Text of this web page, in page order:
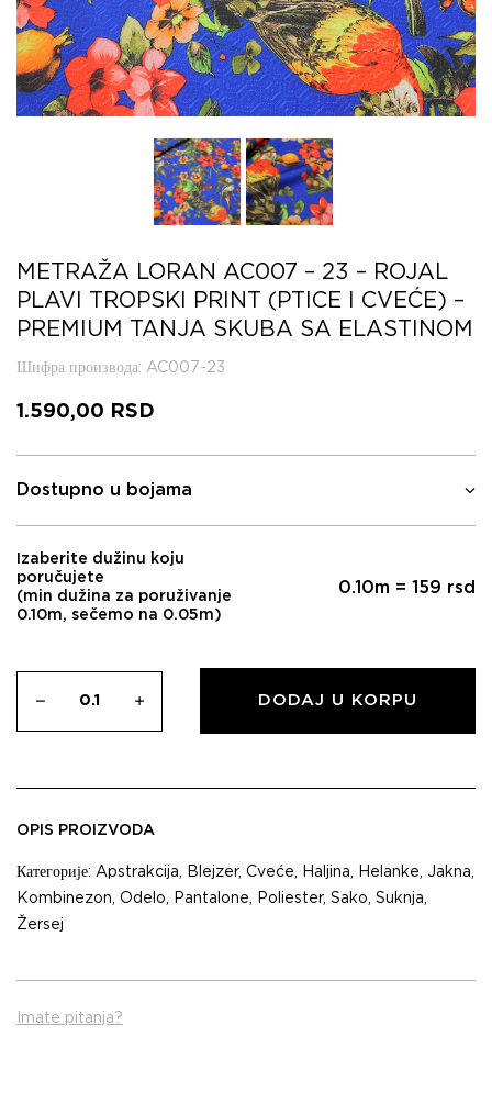
METRAŽA LORAN AC007 – 23 – ROJAL
PLAVI TROPSKI PRINT (PTICE I CVEĆE) –
PREMIUM TANJA SKUBA SA ELASTINOM
Шифра производа: AC007-23
1.590,00 RSD
Dostupno u bojama
Izaberite dužinu koju
poručujete
(min dužina za poruživanje
0.10m, sečemo na 0.05m)
0.10m = 159 rsd
DODAJ U KORPU
OPIS PROIZVODA
Категорије: Apstrakcija, Blejzer, Cveće, Haljina, Helanke, Jakna,
Kombinezon, Odelo, Pantalone, Poliester, Sako, Suknja,
Žersej
Imate pitanja?